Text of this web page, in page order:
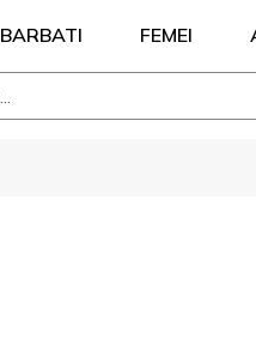
BARBATI FEMEI